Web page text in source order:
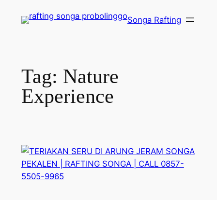
Songa Rafting
Tag: Nature
Experience